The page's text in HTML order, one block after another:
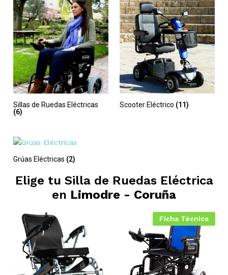
Sillas de Ruedas Eléctricas
(6)
Scooter Eléctrico (11)
Grúas Eléctricas (2)
Elige tu Silla de Ruedas Eléctrica
en Limodre - Coruña
Ficha Técnica